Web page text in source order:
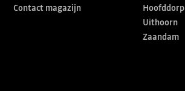
Contact magazijn
Hoofddorp
Uithoorn
Zaandam